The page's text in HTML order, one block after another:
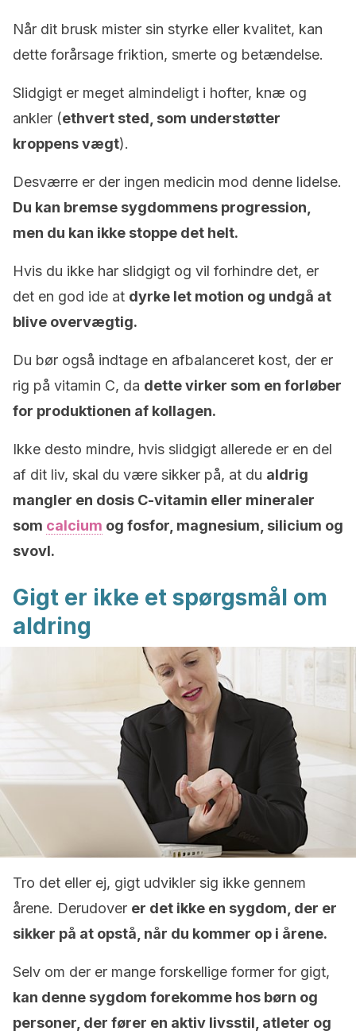
Når dit brusk mister sin styrke eller kvalitet, kan
dette forårsage friktion, smerte og betændelse.
Slidgigt er meget almindeligt i hofter, knæ og
ankler (ethvert sted, som understøtter
kroppens vægt).
Desværre er der ingen medicin mod denne lidelse.
Du kan bremse sygdommens progression,
men du kan ikke stoppe det helt.
Hvis du ikke har slidgigt og vil forhindre det, er
det en god ide at dyrke let motion og undgå at
blive overvægtig.
Du bør også indtage en afbalanceret kost, der er
rig på vitamin C, da dette virker som en forløber
for produktionen af ​​kollagen.
Ikke desto mindre, hvis slidgigt allerede er en del
af dit liv, skal du være sikker på, at du aldrig
mangler en dosis C-vitamin eller mineraler
som calcium og fosfor, magnesium, silicium og
svovl.
Gigt er ikke et spørgsmål om
aldring
Tro det eller ej, gigt udvikler sig ikke gennem
årene. Derudover er det ikke en sygdom, der er
sikker på at opstå, når du kommer op i årene.
Selv om der er mange forskellige former for gigt,
kan denne sygdom forekomme hos børn og
personer, der fører en aktiv livsstil, atleter og